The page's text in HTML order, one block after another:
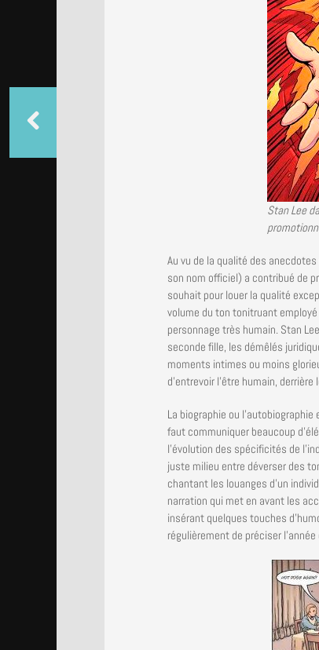
Stan Lee
Au vu de la qualité des
son nom officiel) a contribué de
souhait pour louer la qualité
volume du ton tonitruant
personnage très humain. Stan
seconde fille, les démêlés
moments intimes ou moins
d’entrevoir l’être humain,
La biographie ou
faut communiquer beaucoup
l’évolution des spécificités de
juste milieu entre déverser des
chantant les louanges d’un
narration qui met en avant les
insérant quelques touches
régulièrement de préciser